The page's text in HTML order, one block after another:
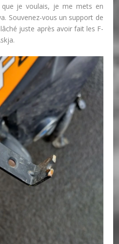
je voulais, je me mets en
Souvenez-vous un support de
juste après avoir fait les F-